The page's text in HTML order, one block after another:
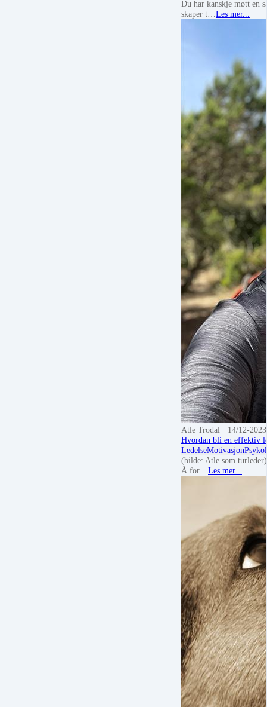
Du har kanskje møtt en
skaper t… Les mer...
Atle Trodal · 14/12-2023
Hvordan bli en effektiv
LedelseMotivasjon
(bilde: Atle som
Å for… Les mer...